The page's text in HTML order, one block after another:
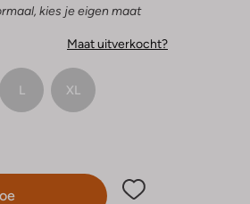
kies je eigen maat
Maat uitverkocht?
L XL